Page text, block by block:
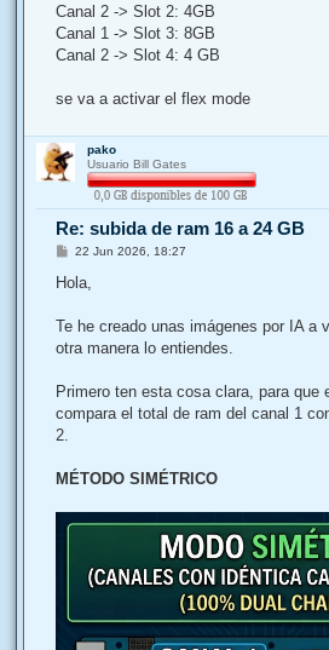
Canal 2 -> Slot 2: 4GB
Canal 1 -> Slot 3: 8GB
Canal 2 -> Slot 4: 4 GB
se va a activar el flex mode
pako
Usuario Bill Gates
Re: subida de ram 16 a 24 GB
M
n
j
22 Jun 2026, 18:27
Hola,
Te he creado unas imágenes por IA a
otra manera lo entiendes.
Primero ten esta cosa clara, para que
compara el total de ram del canal 1
2.
MÉTODO SIMÉTRICO